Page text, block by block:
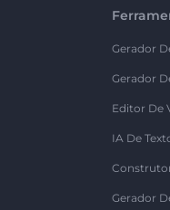
Gerador
Gerador
Editor De
IA De
Gerador